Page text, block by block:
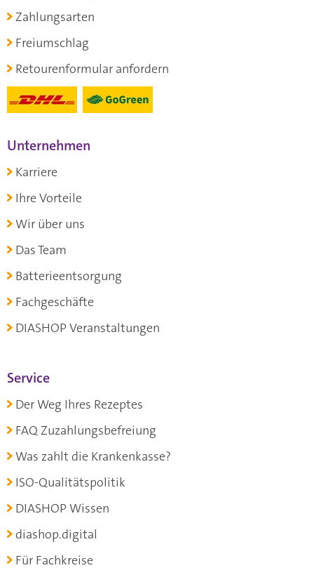
Zahlungsarten
Freiumschlag
Retourenformular anfordern
Unternehmen
Karriere
Ihre Vorteile
Wir über uns
Das Team
Batterieentsorgung
Fachgeschäfte
DIASHOP Veranstaltungen
Service
Der Weg Ihres Rezeptes
FAQ Zuzahlungsbefreiung
Was zahlt die Krankenkasse?
ISO-Qualitätspolitik
DIASHOP Wissen
diashop.digital
Für Fachkreise